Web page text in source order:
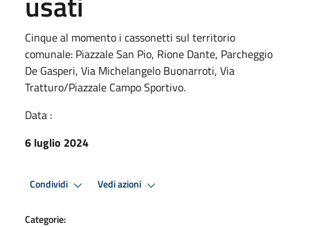
Cinque al momento i cassonetti sul territorio
comunale: Piazzale San Pio, Rione Dante, Parcheggio
De Gasperi, Via Michelangelo Buonarroti, Via
Tratturo/Piazzale Campo Sportivo.
Data :
6 luglio 2024
Condividi Vedi azioni
Categorie: